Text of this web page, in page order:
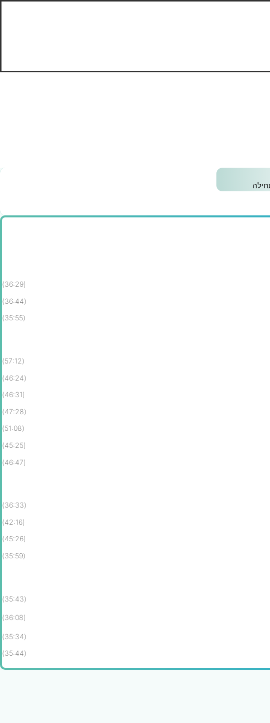
(36:29)
(36:44)
(35:55)
(57:12)
(46:24)
(46:31)
(47:28)
(51:08)
(45:25)
(46:47)
(36:33)
(42:16)
(45:26)
(35:59)
(35:43)
(36:08)
(35:34)
(35:44)